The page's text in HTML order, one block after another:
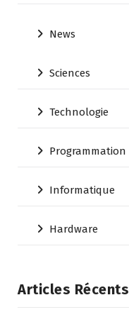
News
Sciences
Technologie
Programmation
Informatique
Hardware
Articles Récents